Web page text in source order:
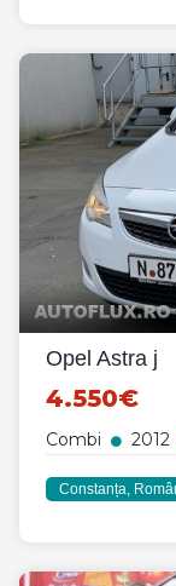
Opel Astra j
4.550€
Combi 2012
Constanța,